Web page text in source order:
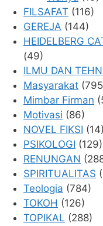
FILSAFAT (116)
GEREJA (144)
HEIDELBERG
(49)
ILMU DAN
Masyarakat
Mimbar Firman
Motivasi (86)
NOVEL FIKSI (14)
PSIKOLOGI (129)
RENUNGAN
SPIRITUALITAS
Teologia (784)
TOKOH (126)
TOPIKAL (288)